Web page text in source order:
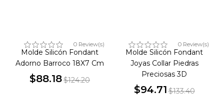
0 Review(s)
Molde Silicón Fondant
Adorno Barroco 18X7 Cm
$88.18$124.20
0 Review(s)
Molde Silicón Fondant
Joyas Collar Piedras
Preciosas 3D
$94.71$133.40